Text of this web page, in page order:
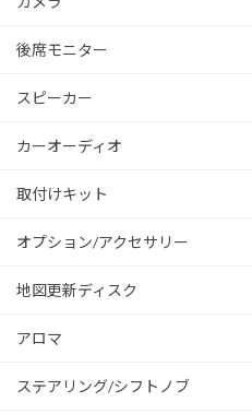
後席モニター
スピーカー
カーオーディオ
取付けキット
オプション/アクセサリー
地図更新ディスク
アロマ
ステアリング/シフトノブ